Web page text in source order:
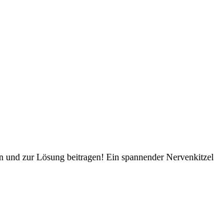
und zur Lösung beitragen! Ein spannender Nervenkitzel